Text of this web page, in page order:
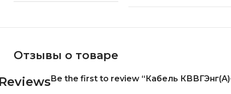
Отзывы о товаре
Be the first to review “Кабель КВВГЭнг(А)-